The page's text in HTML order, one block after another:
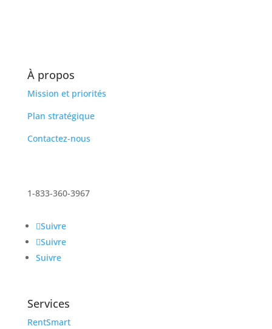
À propos
Mission et priorités
Plan stratégique
Contactez-nous
1-833-360-3967
Suivre
Suivre
Suivre
Services
RentSmart